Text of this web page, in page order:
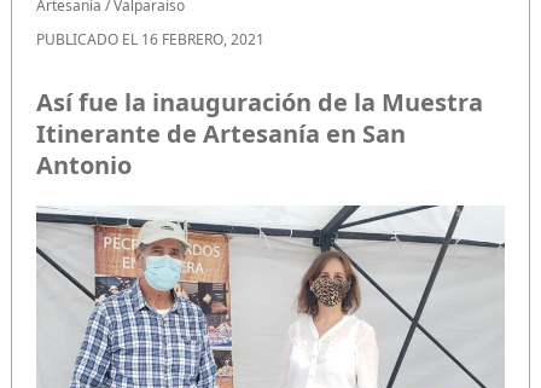
Artesanía /Valparaíso
PUBLICADO EL 16 FEBRERO, 2021
Así fue la inauguración de la Muestra
Itinerante de Artesanía en San
Antonio